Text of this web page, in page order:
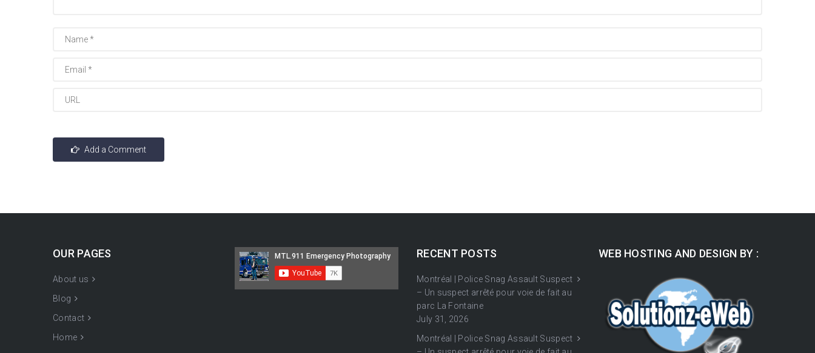
OUR PAGES
About us
Blog
Contact
Home
RECENT POSTS
Montréal | Police Snag Assault Suspect
– Un suspect arrêté pour voie de fait au
parc La Fontaine
July 31, 2026
Montréal | Police Snag Assault Suspect
WEB HOSTING AND DESIGN BY :